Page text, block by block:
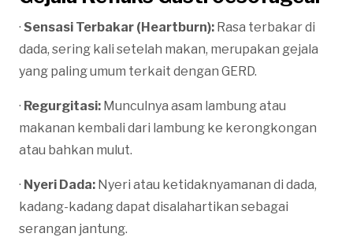
· Sensasi Terbakar (Heartburn): Rasa terbakar di
dada, sering kali setelah makan, merupakan gejala
yang paling umum terkait dengan GERD.
· Regurgitasi: Munculnya asam lambung atau
makanan kembali dari lambung ke kerongkongan
atau bahkan mulut.
· Nyeri Dada: Nyeri atau ketidaknyamanan di dada,
kadang-kadang dapat disalahartikan sebagai
serangan jantung.